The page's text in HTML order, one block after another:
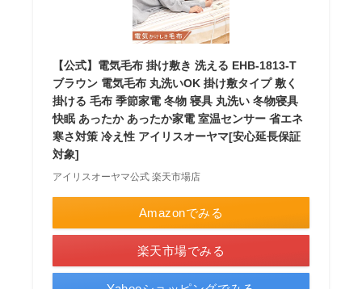
【公式】電気毛布 掛け敷き 洗える EHB-1813-T
ブラウン 電気毛布 丸洗いOK 掛け敷タイプ 敷く
掛ける 毛布 季節家電 冬物 寝具 丸洗い 冬物寝具
快眠 あったか あったか家電 室温センサー 省エネ
寒さ対策 冷え性 アイリスオーヤマ[安心延長保証
対象]
アイリスオーヤマ公式 楽天市場店
Amazonでみる
楽天市場でみる